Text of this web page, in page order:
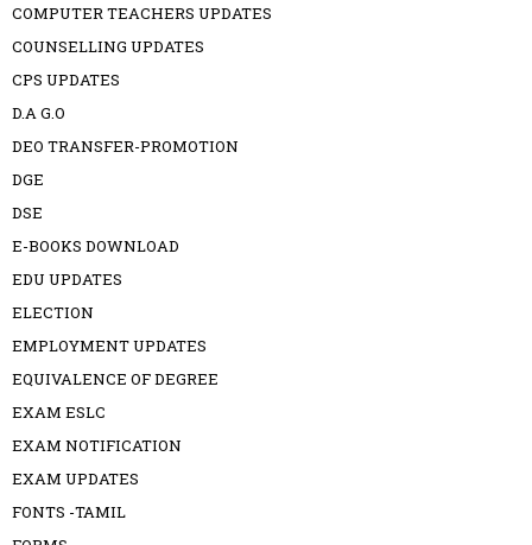
COMPUTER TEACHERS UPDATES
COUNSELLING UPDATES
CPS UPDATES
D.A G.O
DEO TRANSFER-PROMOTION
DGE
DSE
E-BOOKS DOWNLOAD
EDU UPDATES
ELECTION
EMPLOYMENT UPDATES
EQUIVALENCE OF DEGREE
EXAM ESLC
EXAM NOTIFICATION
EXAM UPDATES
FONTS -TAMIL